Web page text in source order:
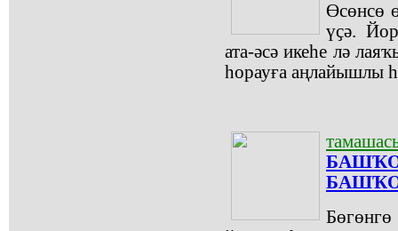
Өсөнсө
үҫә.
ата-әсә икеһе лә
һорауға аңлайышлы